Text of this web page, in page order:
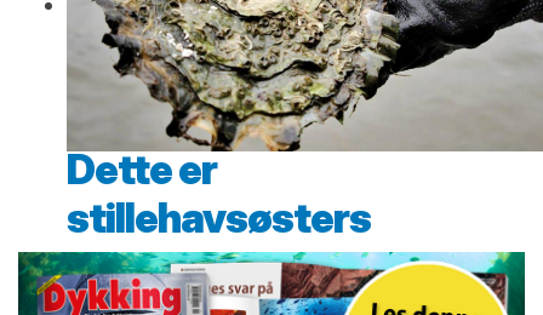
Dette er
stillehavsøsters